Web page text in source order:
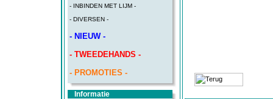
- INBINDEN MET LIJM -
- DIVERSEN -
- NIEUW -
- TWEEDEHANDS -
- PROMOTIES -
Informatie